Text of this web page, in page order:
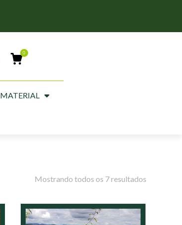
MATERIAL
Mostrando todos os 7 resultados